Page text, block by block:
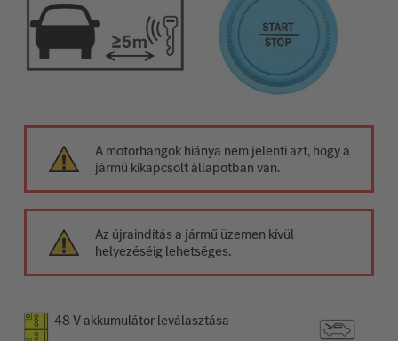
A motorhangok hiánya nem jelenti azt, hogy a
jármű kikapcsolt állapotban van.
Az újraindítás a jármű üzemen kívül
helyezéséig lehetséges.
48 V akkumulátor leválasztása